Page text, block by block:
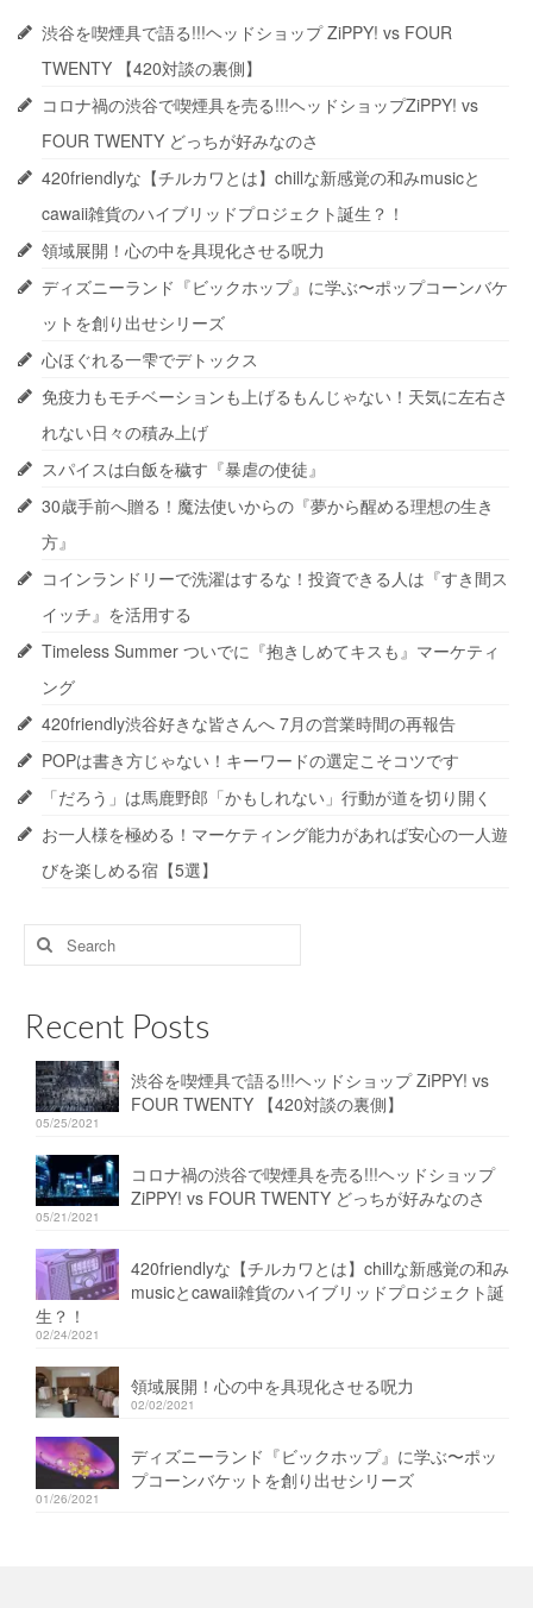
渋谷を喫煙具で語る!!!ヘッドショップ ZiPPY! vs FOUR
TWENTY 【420対談の裏側】
コロナ禍の渋谷で喫煙具を売る!!!ヘッドショップZiPPY! vs
FOUR TWENTY どっちが好みなのさ
420friendlyな【チルカワとは】chillな新感覚の和みmusicと
cawaii雑貨のハイブリッドプロジェクト誕生？！
領域展開！心の中を具現化させる呪力
ディズニーランド『ビックホップ』に学ぶ〜ポップコーンバケ
ットを創り出せシリーズ
心ほぐれる一雫でデトックス
免疫力もモチベーションも上げるもんじゃない！天気に左右さ
れない日々の積み上げ
スパイスは白飯を穢す『暴虐の使徒』
30歳手前へ贈る！魔法使いからの『夢から醒める理想の生き
方』
コインランドリーで洗濯はするな！投資できる人は『すき間ス
イッチ』を活用する
Timeless Summer ついでに『抱きしめてキスも』マーケティ
ング
420friendly渋谷好きな皆さんへ 7月の営業時間の再報告
POPは書き方じゃない！キーワードの選定こそコツです
「だろう」は馬鹿野郎「かもしれない」行動が道を切り開く
お一人様を極める！マーケティング能力があれば安心の一人遊
びを楽しめる宿【5選】
Search
for:
Recent Posts
渋谷を喫煙具で語る!!!ヘッドショップ ZiPPY! vs
FOUR TWENTY 【420対談の裏側】
05/25/2021
コロナ禍の渋谷で喫煙具を売る!!!ヘッドショップ
ZiPPY! vs FOUR TWENTY どっちが好みなのさ
05/21/2021
420friendlyな【チルカワとは】chillな新感覚の和み
musicとcawaii雑貨のハイブリッドプロジェクト誕
生？！
02/24/2021
領域展開！心の中を具現化させる呪力
02/02/2021
ディズニーランド『ビックホップ』に学ぶ〜ポッ
プコーンバケットを創り出せシリーズ
01/26/2021